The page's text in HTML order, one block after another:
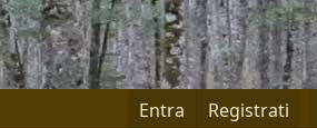
Entra Registrati